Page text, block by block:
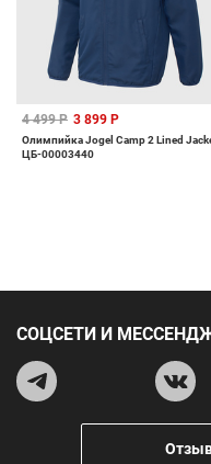
4 499 Р 3 899 Р
Олимпийка Jogel Camp 2 Lined
ЦБ-00003440
СОЦСЕТИ И